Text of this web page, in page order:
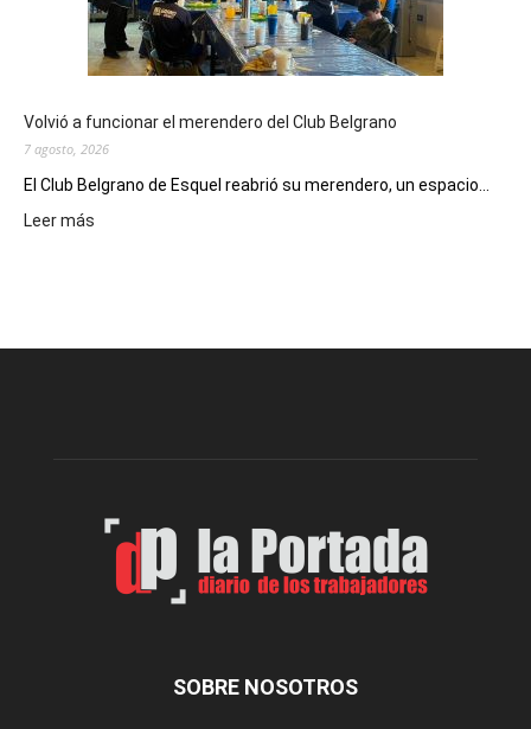
funciones
de
Spider
Un
Nuevo
Volvió a funcionar el merendero del Club Belgrano
7 agosto, 2026
El Club Belgrano de Esquel reabrió su merendero, un espacio...
Leer más
merendero
SOBRE NOSOTROS